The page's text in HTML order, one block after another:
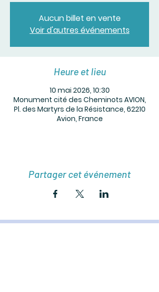
Aucun billet en vente
Voir d'autres événements
Heure et lieu
10 mai 2026, 10:30
Monument cité des Cheminots AVION,
Pl. des Martyrs de la Résistance, 62210
Avion, France
Partager cet événement